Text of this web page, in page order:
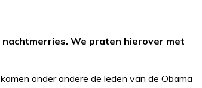
We praten hierover met
onder andere de leden van de Obama